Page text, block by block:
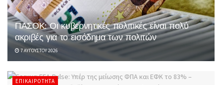
ΠΑΣΟΚ: Οι κυβερνητικές πολιτικές είναι πολύ
ακριβές για το εισόδημα των πολιτών
7 ΑΥΓΟΎΣΤΟΥ 2026
ΕΠΙΚΑΙΡΌΤΗΤΑ